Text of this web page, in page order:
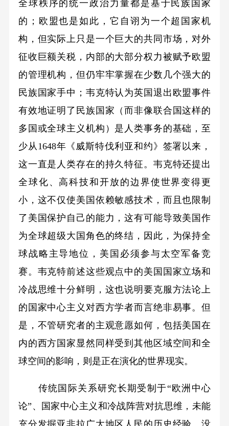
全球秩序的统一政治力量都是基于民族国家
的；欧盟也是如此，它自诩为一个超国家机
构，但实际上只是一个巨大的共同市场，对外
征收巨额关税，内部的大部分权力被赋予欧盟
的管理机构，但仍牢牢掌握在少数几个强大的
民族国家手中；韦克特认为英国退出欧盟事件
有效地证明了民族国家（而非像联合国这样的
多国或全球主义机构）是人类事务的基础，至
少从1648年《威斯特伐利亚和约》签署以来，
这一直是人类存在的持久特征。韦克特还提出
全球化、高科技和开放的边界使世界变得更
小，这不仅使美国依赖敏感技术，而且也限制
了美国保护自己的能力，这有可能导致美国作
为全球超级大国角色的终结，因此，为保持全
球战略主导地位，美国必须参与太空军备竞
赛。韦克特前述这些观点中的美国国家立场和
冷战思维十分鲜明，这也说明要克服方法论上
的国家中心主义对西方学者而言绝非易事。但
是，不管研究者的主观意愿如何，包括美国在
内的西方国家显然同样受到其他区域空间和全
球空间的影响，则是正在演化的世界现实。
传统国际关系研究长期受制于“欧洲中心
论”、国家中心主义和冷战阵营对抗思维，未能
充分发掘亚非拉广大地区人民的历史经验。没